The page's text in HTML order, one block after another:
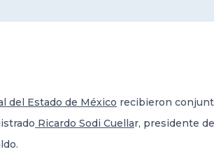
del Estado de México recibieron
Ricardo Sodi Cuellar, presidente